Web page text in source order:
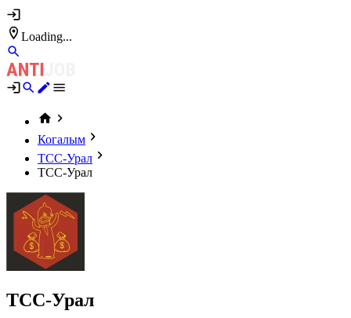
Loading...
Когалым
ТСС-Урал
ТСС-Урал
ТСС-Урал